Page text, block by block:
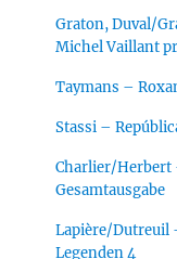
Graton, Duval/
Michel Vaillant
Taymans –
Stassi –
Charlier/Herbert
Gesamtausgabe
Lapière/Dutreuil
Legenden 4